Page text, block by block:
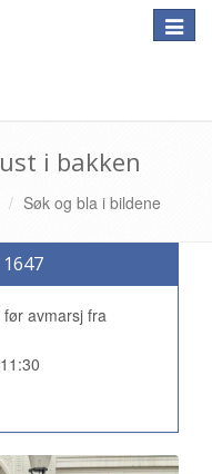
Toggle
i bakken
Søk og bla i bildene
avmarsj fra